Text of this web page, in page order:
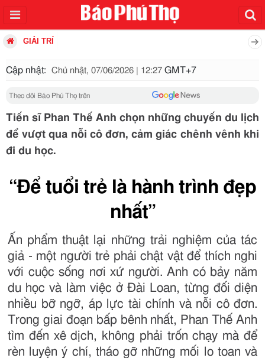
GIẢI TRÍ
Cập nhật: Chủ nhật, 07/06/2026 | 12:27 GMT+7
Theo dõi Báo Phú Thọ trên
Tiến sĩ Phan Thế Anh chọn những chuyến du lịch
để vượt qua nỗi cô đơn, cảm giác chênh vênh khi
đi du học.
“Để tuổi trẻ là hành trình đẹp
nhất”
Ấn phẩm thuật lại những trải nghiệm của tác
giả - một người trẻ phải chật vật để thích nghi
với cuộc sống nơi xứ người. Anh có bảy năm
du học và làm việc ở Đài Loan, từng đối diện
nhiều bỡ ngỡ, áp lực tài chính và nỗi cô đơn.
Trong giai đoạn bấp bênh nhất, Phan Thế Anh
tìm đến xê dịch, không phải trốn chạy mà để
rèn luyện ý chí, tháo gỡ những mối lo toan và